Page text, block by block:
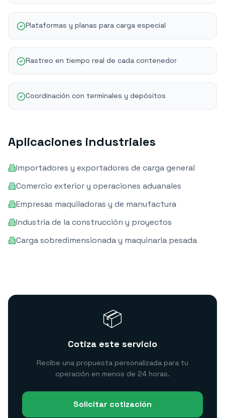
Plataformas y planas para carga especial
Rastreo en tiempo real de cada contenedor
Coordinación con terminales y depósitos
Aplicaciones industriales
Importadores y exportadores de carga general
Comercio exterior y operaciones aduanales
Empresas maquiladoras y de manufactura
Industria de la construcción y proyectos
Carga sobredimensionada y maquinaria pesada
📦
Cotiza este servicio
Recibe una propuesta personalizada para tu
operación en menos de 24 horas.
Solicitar cotización